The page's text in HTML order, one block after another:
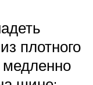
плотного
медленно